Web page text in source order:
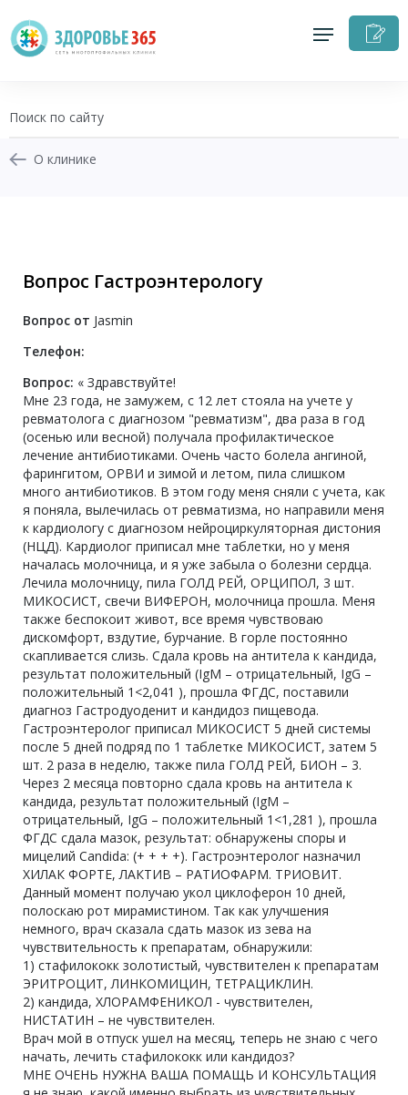
О клинике
Вопрос Гастроэнтерологу
Вопрос от Jasmin
Телефон:
Вопрос: « Здравствуйте!
Мне 23 года, не замужем, с 12 лет стояла на учете у
ревматолога с диагнозом "ревматизм", два раза в год
(осенью или весной) получала профилактическое
лечение антибиотиками. Очень часто болела ангиной,
фарингитом, ОРВИ и зимой и летом, пила слишком
много антибиотиков. В этом году меня сняли с учета, как
я поняла, вылечилась от ревматизма, но направили меня
к кардиологу с диагнозом нейроциркуляторная дистония
(НЦД). Кардиолог приписал мне таблетки, но у меня
началась молочница, и я уже забыла о болезни сердца.
Лечила молочницу, пила ГОЛД РЕЙ, ОРЦИПОЛ, 3 шт.
МИКОСИСТ, свечи ВИФЕРОН, молочница прошла. Меня
также беспокоит живот, все время чувствоваю
дискомфорт, вздутие, бурчание. В горле постоянно
скапливается слизь. Сдала кровь на антитела к кандида,
результат положительный (IgM – отрицательный, IgG –
положительный 1<2,041 ), прошла ФГДС, поставили
диагноз Гастродуоденит и кандидоз пищевода.
Гастроэнтеролог приписал МИКОСИСТ 5 дней системы
после 5 дней подряд по 1 таблетке МИКОСИСТ, затем 5
шт. 2 раза в неделю, также пила ГОЛД РЕЙ, БИОН – 3.
Через 2 месяца повторно сдала кровь на антитела к
кандида, результат положительный (IgM –
отрицательный, IgG – положительный 1<1,281 ), прошла
ФГДС сдала мазок, результат: обнаружены споры и
мицелий Candida: (+ + + +). Гастроэнтеролог назначил
ХИЛАК ФОРТЕ, ЛАКТИВ – РАТИОФАРМ. ТРИОВИТ.
Данный момент получаю укол циклоферон 10 дней,
полоскаю рот мирамистином. Так как улучшения
немного, врач сказала сдать мазок из зева на
чувствительность к препаратам, обнаружили:
1) стафилококк золотистый, чувствителен к препаратам
ЭРИТРОЦИТ, ЛИНКОМИЦИН, ТЕТРАЦИКЛИН.
2) кандида, ХЛОРАМФЕНИКОЛ - чувствителен,
НИСТАТИН – не чувствителен.
Врач мой в отпуск ушел на месяц, теперь не знаю с чего
начать, лечить стафилококк или кандидоз?
МНЕ ОЧЕНЬ НУЖНА ВАША ПОМАЩЬ И КОНСУЛЬТАЦИЯ
Личный кабинет